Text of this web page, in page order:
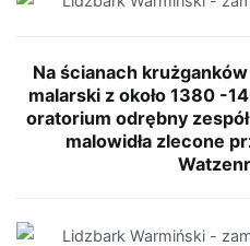
Na ścianach
malarski z około 1380 -
oratorium odrębny
malowidła zlecone